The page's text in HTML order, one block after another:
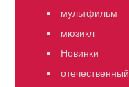
мультфильм
мюзикл
Новинки
отечественный